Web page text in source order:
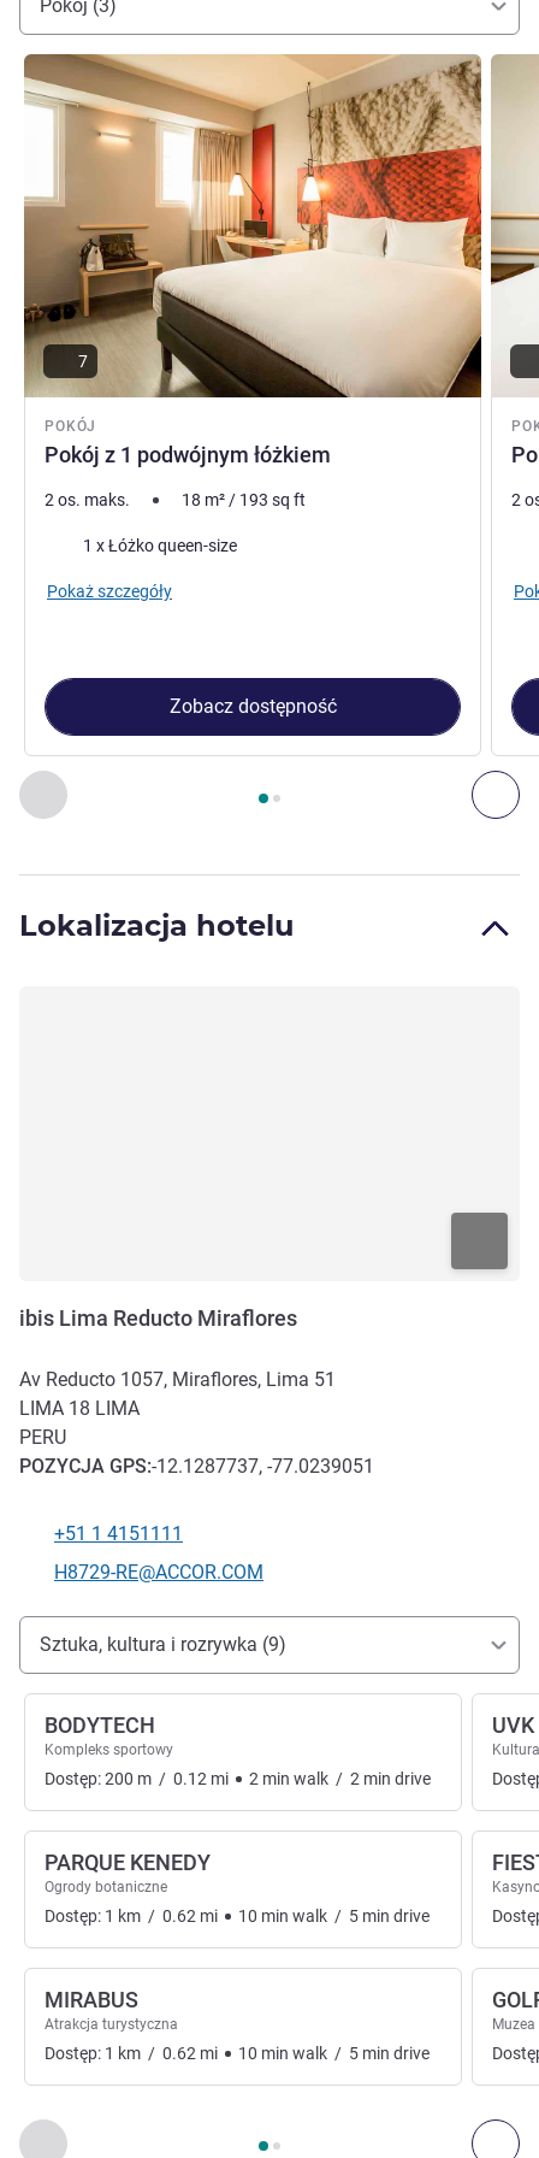
Pokój (3)
Poprzedni - Pokój
Strona , Pokój 1 : Pokój z 1 podwójnym łóżkiem , Pokój
POKÓJ
Pokój z 1 podwójnym łóżkiem
Pokaż szczegóły
7
2 os. maks. 18 m²/ 193 sq ft
Pościel1 x Łóżko queen-size
Pokaż szczegóły
Zobacz dostępność
Pokaż
2
Lokalizacja hotelu
ibis Lima Reducto Miraflores
Av Reducto 1057, Miraflores, Lima 51
LIMA 18 LIMA
PERU
POZYCJA GPS:-12.1287737, -77.0239051
Telefon
+51 1 4151111
Kontaktowy adres e-mail
H8729-RE@ACCOR.COM
Dojazd i transport
Sztuka, kultura i rozrywka (9)
Poprzedni - Sztuka, kultura i rozrywka
Strona , Sztuka, kultura i rozrywka 1 :, Sztuka, kultura i
BODYTECH
Kompleks sportowy
Dostęp:200 m / 0.12 mi 2 min walk / 2 min drive
PARQUE KENEDY
Ogrody botaniczne
Dostęp: 1 km / 0.62 mi 10 min walk / 5 min drive
MIRABUS
Atrakcja turystyczna
Dostęp: 1 km / 0.62 mi 10 min walk / 5 min drive
Muzea